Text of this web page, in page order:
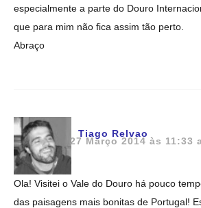
especialmente a parte do Douro
que para mim não fica assim tão perto.
Abraço
Tiago Relvao
27 Março 2014 às 11:33
Ola! Visitei o Vale do Douro há pouco
das paisagens mais bonitas de Portugal!